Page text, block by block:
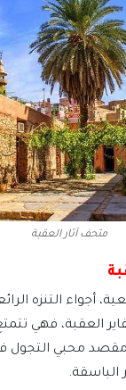
متحف آثار العقبة
أجواء التنزه
العقبة، فهي
مقصد محبي التجول
الباسقة.